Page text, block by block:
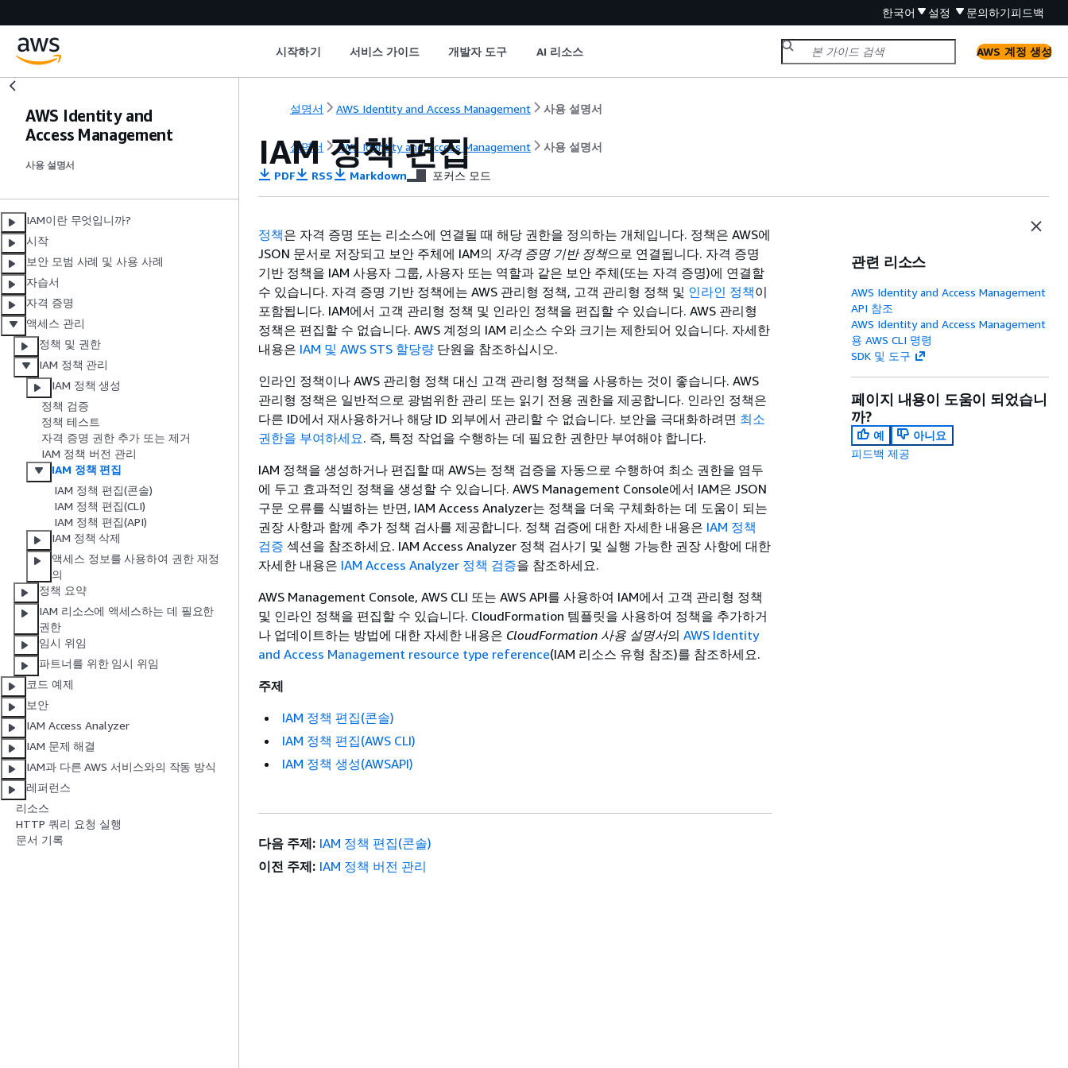
한국어 설정 문의하기피드백
시작하기 서비스 가이드 개발자 도구 AI 리소스 AWS 계정 생성
AWS Identity and
Access Management
사용 설명서
IAM이란 무엇입니까?
시작
보안 모범 사례 및 사용 사례
자습서
자격 증명
액세스 관리
정책 및 권한
IAM 정책 관리
IAM 정책 생성
정책 검증
정책 테스트
자격 증명 권한 추가 또는 제거
IAM 정책 버전 관리
IAM 정책 편집
IAM 정책 편집(콘솔)
IAM 정책 편집(CLI)
IAM 정책 편집(API)
IAM 정책 삭제
액세스 정보를 사용하여 권한 재정
의
정책 요약
IAM 리소스에 액세스하는 데 필요한
권한
임시 위임
파트너를 위한 임시 위임
코드 예제
보안
IAM Access Analyzer
IAM 문제 해결
IAM과 다른 AWS 서비스와의 작동 방식
레퍼런스
리소스
HTTP 쿼리 요청 실행
문서 기록
설명서 AWS Identity and Access Management 사용 설명서
설명서 AWS Identity and Access Management 사용 설명서
IAM 정책 편집
PDF RSS Markdown 포커스 모드
정책은 자격 증명 또는 리소스에 연결될 때 해당 권한을 정의하는 개체입니다. 정책은 AWS에
JSON 문서로 저장되고 보안 주체에 IAM의 자격 증명 기반 정책으로 연결됩니다. 자격 증명
기반 정책을 IAM 사용자 그룹, 사용자 또는 역할과 같은 보안 주체(또는 자격 증명)에 연결할
수 있습니다. 자격 증명 기반 정책에는 AWS 관리형 정책, 고객 관리형 정책 및 인라인 정책이
포함됩니다. IAM에서 고객 관리형 정책 및 인라인 정책을 편집할 수 있습니다. AWS 관리형
정책은 편집할 수 없습니다. AWS 계정의 IAM 리소스 수와 크기는 제한되어 있습니다. 자세한
내용은 IAM 및 AWS STS 할당량 단원을 참조하십시오.
인라인 정책이나 AWS 관리형 정책 대신 고객 관리형 정책을 사용하는 것이 좋습니다. AWS
관리형 정책은 일반적으로 광범위한 관리 또는 읽기 전용 권한을 제공합니다. 인라인 정책은
다른 ID에서 재사용하거나 해당 ID 외부에서 관리할 수 없습니다. 보안을 극대화하려면 최소
권한을 부여하세요. 즉, 특정 작업을 수행하는 데 필요한 권한만 부여해야 합니다.
IAM 정책을 생성하거나 편집할 때 AWS는 정책 검증을 자동으로 수행하여 최소 권한을 염두
에 두고 효과적인 정책을 생성할 수 있습니다. AWS Management Console에서 IAM은 JSON
구문 오류를 식별하는 반면, IAM Access Analyzer는 정책을 더욱 구체화하는 데 도움이 되는
권장 사항과 함께 추가 정책 검사를 제공합니다. 정책 검증에 대한 자세한 내용은 IAM 정책
검증 섹션을 참조하세요. IAM Access Analyzer 정책 검사기 및 실행 가능한 권장 사항에 대한
자세한 내용은 IAM Access Analyzer 정책 검증을 참조하세요.
AWS Management Console, AWS CLI 또는 AWS API를 사용하여 IAM에서 고객 관리형 정책
및 인라인 정책을 편집할 수 있습니다. CloudFormation 템플릿을 사용하여 정책을 추가하거
나 업데이트하는 방법에 대한 자세한 내용은 CloudFormation 사용 설명서의 AWS Identity
and Access Management resource type reference(IAM 리소스 유형 참조)를 참조하세요.
주제
IAM 정책 편집(콘솔)
IAM 정책 편집(AWS CLI)
IAM 정책 생성(AWSAPI)
관련 리소스
AWS Identity and Access Management
API 참조
AWS Identity and Access Management
용 AWS CLI 명령
SDK 및 도구
페이지 내용이 도움이 되었습니
까?
예
아니요
피드백 제공
다음 주제: IAM 정책 편집(콘솔)
이전 주제: IAM 정책 버전 관리